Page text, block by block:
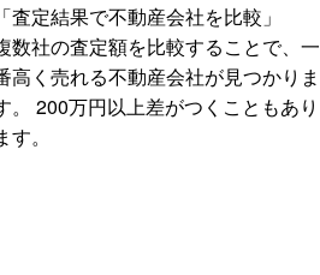
「査定結果で不動産会社を比較」
数社の査定額を比較することで、一
高く売れる不動産会社が見つかりま
。 200万円以上差がつくこともあり
す。